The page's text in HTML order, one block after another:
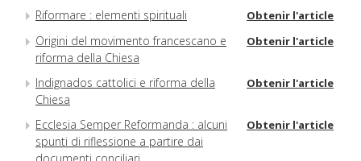
Riformare : elementi spirituali Obtenir l'article
Origini del movimento francescano e
riforma della Chiesa
Obtenir l'article
Indignados cattolici e riforma della
Chiesa
Obtenir l'article
Ecclesia Semper Reformanda : alcuni
spunti di riflessione a partire dai
Obtenir l'article